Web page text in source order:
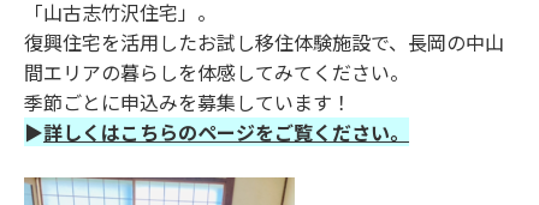
「山古志竹沢住宅」。
復興住宅を活用したお試し移住体験施設で、長岡の中山
間エリアの暮らしを体感してみてください。
季節ごとに申込みを募集しています！
▶詳しくはこちらのページをご覧ください。